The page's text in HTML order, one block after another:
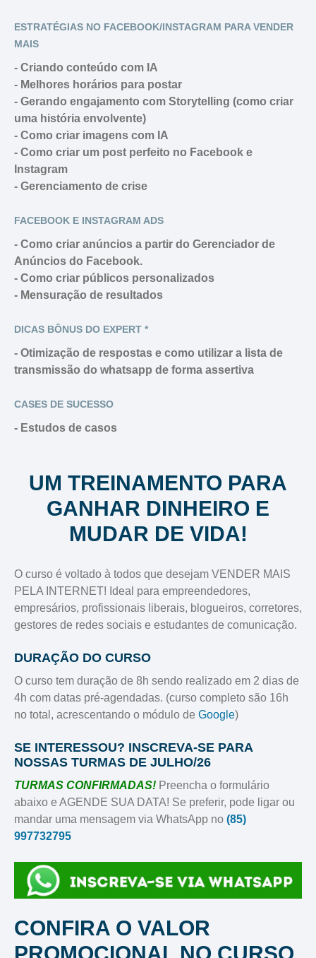
ESTRATÉGIAS NO FACEBOOK/INSTAGRAM PARA VENDER
MAIS
- Criando conteúdo com IA
- Melhores horários para postar
- Gerando engajamento com Storytelling (como criar
uma história envolvente)
- Como criar imagens com IA
- Como criar um post perfeito no Facebook e
Instagram
- Gerenciamento de crise
FACEBOOK E INSTAGRAM ADS
- Como criar anúncios a partir do Gerenciador de
Anúncios do Facebook.
- Como criar públicos personalizados
- Mensuração de resultados
DICAS BÔNUS DO EXPERT *
- Otimização de respostas e como utilizar a lista de
transmissão do whatsapp de forma assertiva
CASES DE SUCESSO
- Estudos de casos
UM TREINAMENTO PARA
GANHAR DINHEIRO E
MUDAR DE VIDA!
O curso é voltado à todos que desejam VENDER MAIS
PELA INTERNET! Ideal para empreendedores,
empresários, profissionais liberais, blogueiros, corretores,
gestores de redes sociais e estudantes de comunicação.
DURAÇÃO DO CURSO
O curso tem duração de 8h sendo realizado em 2 dias de
4h com datas pré-agendadas. (curso completo são 16h
no total, acrescentando o módulo de Google)
SE INTERESSOU? INSCREVA-SE PARA
NOSSAS TURMAS DE JULHO/26
TURMAS CONFIRMADAS! Preencha o formulário
abaixo e AGENDE SUA DATA! Se preferir, pode ligar ou
mandar uma mensagem via WhatsApp no (85)
997732795
CONFIRA O VALOR